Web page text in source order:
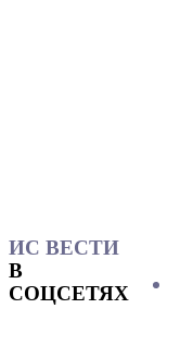
ИС ВЕСТИ
В
СОЦСЕТЯХ